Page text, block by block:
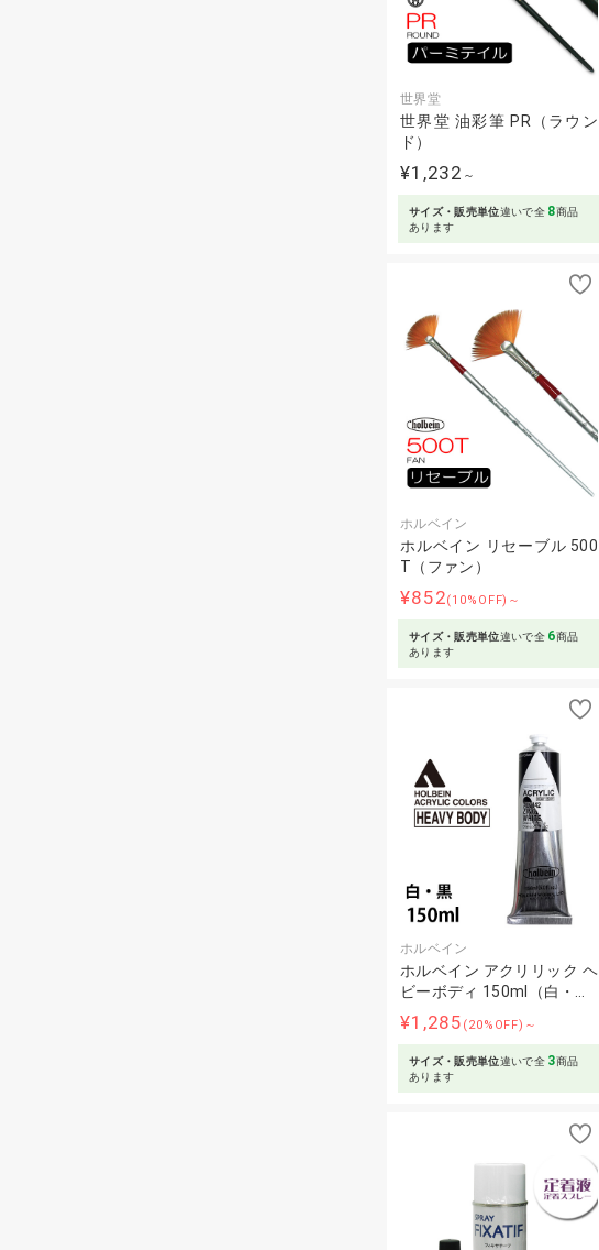
世界堂
世界堂 油彩筆 PR（ラウン
ド）
¥1,232 ～
サイズ・販売単位違いで全 8商品
あります
ホルベイン
ホルベイン リセーブル 500
T（ファン）
¥852(10%OFF)～
サイズ・販売単位違いで全 6商品
あります
ホルベイン
ホルベイン アクリリック ヘ
ビーボディ 150ml（白・…
¥1,285 (20%OFF)～
サイズ・販売単位違いで全 3商品
あります